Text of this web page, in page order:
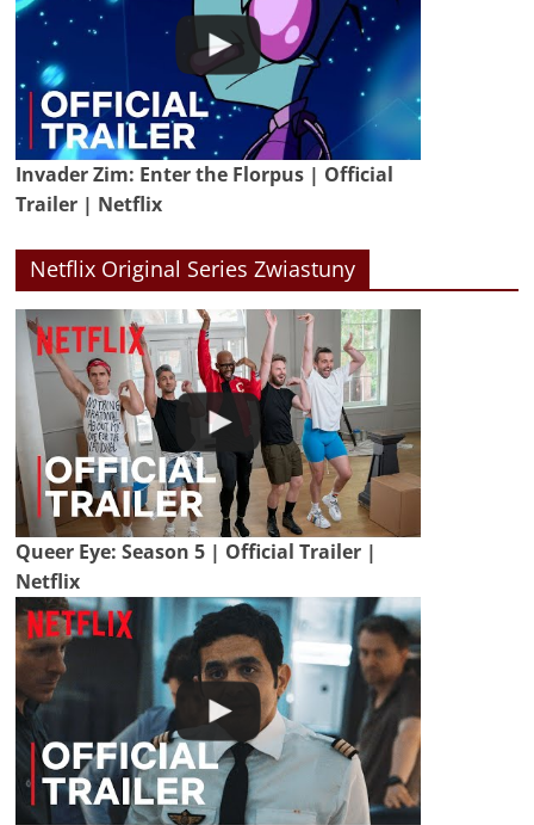
Invader Zim: Enter the Florpus | Official
Trailer | Netflix
Netflix Original Series Zwiastuny
Queer Eye: Season 5 | Official Trailer |
Netflix